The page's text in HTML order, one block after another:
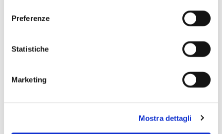
Preferenze
Statistiche
Marketing
Mostra dettagli